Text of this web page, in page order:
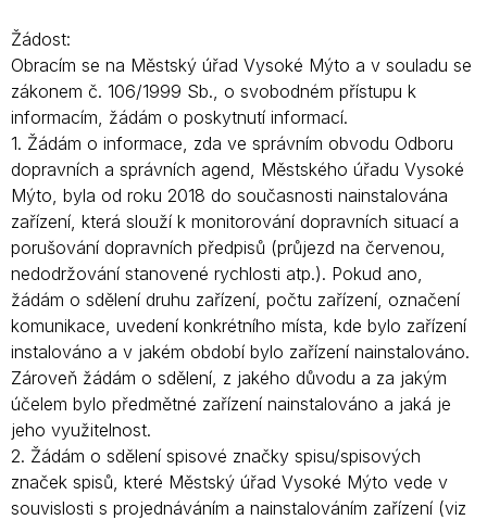
Žádost:
Obracím se na Městský úřad Vysoké Mýto a v souladu se
zákonem č. 106/1999 Sb., o svobodném přístupu k
informacím, žádám o poskytnutí informací.
1. Žádám o informace, zda ve správním obvodu Odboru
dopravních a správních agend, Městského úřadu Vysoké
Mýto, byla od roku 2018 do současnosti nainstalována
zařízení, která slouží k monitorování dopravních situací a
porušování dopravních předpisů (průjezd na červenou,
nedodržování stanovené rychlosti atp.). Pokud ano,
žádám o sdělení druhu zařízení, počtu zařízení, označení
komunikace, uvedení konkrétního místa, kde bylo zařízení
instalováno a v jakém období bylo zařízení nainstalováno.
Zároveň žádám o sdělení, z jakého důvodu a za jakým
účelem bylo předmětné zařízení nainstalováno a jaká je
jeho využitelnost.
2. Žádám o sdělení spisové značky spisu/spisových
značek spisů, které Městský úřad Vysoké Mýto vede v
souvislosti s projednáváním a nainstalováním zařízení (viz